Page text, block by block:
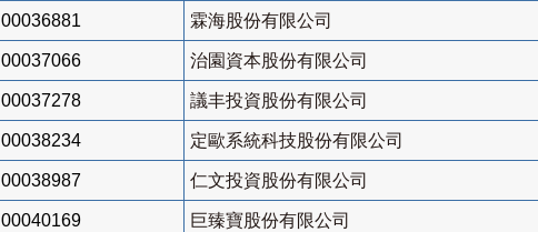
00036881 霖海股份有限公司
00037066 治園資本股份有限公司
00037278 議丰投資股份有限公司
00038234 定歐系統科技股份有限公司
00038987 仁文投資股份有限公司
00040169 巨臻寶股份有限公司